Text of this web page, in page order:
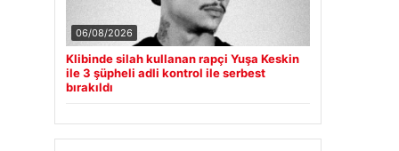
06/08/2026
Klibinde silah kullanan rapçi Yuşa Keskin
ile 3 şüpheli adli kontrol ile serbest
bırakıldı